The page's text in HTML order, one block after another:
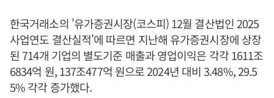
한국거래소의 '유가증권시장(코스피) 12월 결산법인 2025
사업연도 결산실적'에 따르면 지난해 유가증권시장에 상장
된 714개 기업의 별도기준 매출과 영업이익은 각각 1611조
6834억 원, 137조477억 원으로 2024년 대비 3.48%, 29.5
5% 각각 증가했다.